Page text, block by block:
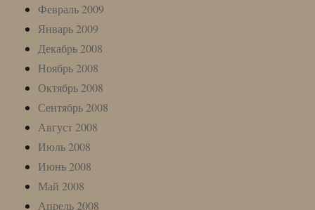
Февраль 2009
Январь 2009
Декабрь 2008
Ноябрь 2008
Октябрь 2008
Сентябрь 2008
Август 2008
Июль 2008
Июнь 2008
Май 2008
Апрель 2008